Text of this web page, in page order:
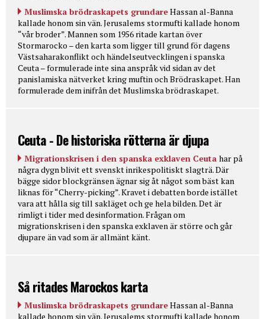
Muslimska brödraskapets grundareHassan al-Banna
kallade honom sin vän. Jerusalems stormufti kallade honom
“vår broder”. Mannen som 1956 ritade kartan över
Stormarocko – den karta som ligger till grund för dagens
Västsaharakonflikt och händelseutvecklingen i spanska
Ceuta – formulerade inte sina anspråk vid sidan av det
panislamiska nätverket kring muftin och Brödraskapet. Han
formulerade dem inifrån det Muslimska brödraskapet.
Ceuta - De historiska rötterna är djupa
Migrationskrisen i den spanska exklaven Ceuta har på
några dygn blivit ett svenskt inrikespolitiskt slagträ. Där
bägge sidor blockgränsen ägnar sig åt något som bäst kan
liknas för “Cherry-picking”. Kravet i debatten borde istället
vara att hålla sig till sakläget och ge hela bilden. Det är
rimligt i tider med desinformation. Frågan om
migrationskrisen i den spanska exklaven är större och går
djupare än vad som är allmänt känt.
Så ritades Marockos karta
Muslimska brödraskapets grundareHassan al-Banna
kallade honom sin vän. Jerusalems stormufti kallade honom